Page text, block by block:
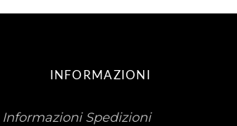
INFORMAZIONI
Informazioni Spedizioni